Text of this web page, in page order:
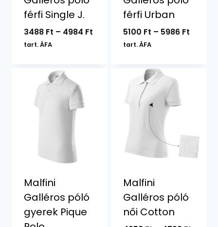
férfi Single J.
3488 Ft – 4984 FtÁrtartomány:
tart. ÁFA
férfi Urban
5100 Ft – 5986 Ft
tart. ÁFA
Malfini
Galléros póló
gyerek Pique
Malfini
Galléros póló
női Cotton